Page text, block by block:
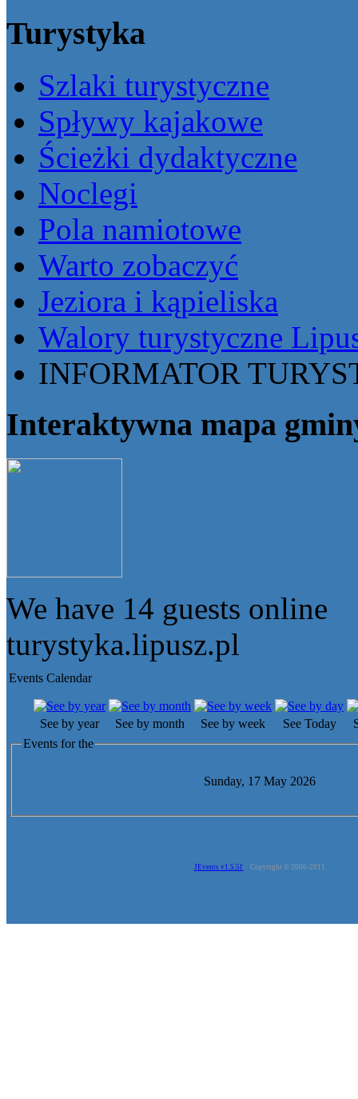
Turystyka
Szlaki turystyczne
Spływy kajakowe
Ścieżki dydaktyczne
Noclegi
Pola namiotowe
Warto zobaczyć
Jeziora i kąpieliska
Walory turystyczne
INFORMATOR
Interaktywna mapa
We have 14 guests online
turystyka.lipusz.pl
Events Calendar
See by year See by month See by week See Today
Events for the
Sunday, 17 May 2026
JEvents v1.5.5f Copyright © 2006-2011